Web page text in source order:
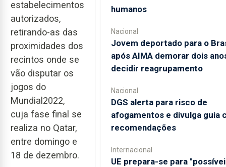
estabelecimentos
autorizados,
retirando-as das
proximidades dos
recintos onde se
vão disputar os
jogos do
Mundial2022,
cuja fase final se
realiza no Qatar,
entre domingo e
18 de dezembro.
humanos
Nacional
Jovem deportado para o
após AIMA demorar dois
decidir reagrupamento
Nacional
DGS alerta para risco de
afogamentos e divulga guia
recomendações
Internacional
UE prepara-se para